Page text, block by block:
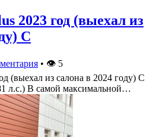
2023 год (выехал из
С
• 👁 5
(выехал из салона в 2024 году) С
л.с.) В самой максимальной…